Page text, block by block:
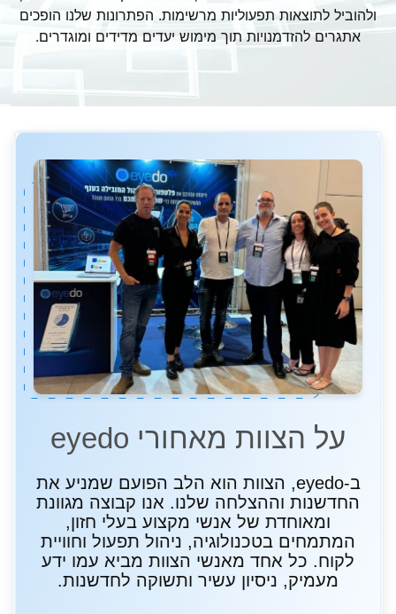
ולהוביל לתוצאות תפעוליות מרשימות. הפתרונות שלנו הופכים
אתגרים להזדמנויות תוך מימוש יעדים מדידים ומוגדרים.
על הצוות מאחורי eyedo
ב-eyedo, הצוות הוא הלב הפועם שמניע את
החדשנות וההצלחה שלנו. אנו קבוצה מגוונת
ומאוחדת של אנשי מקצוע בעלי חזון,
המתמחים בטכנולוגיה, ניהול תפעול וחוויית
לקוח. כל אחד מאנשי הצוות מביא עמו ידע
מעמיק, ניסיון עשיר ותשוקה לחדשנות.